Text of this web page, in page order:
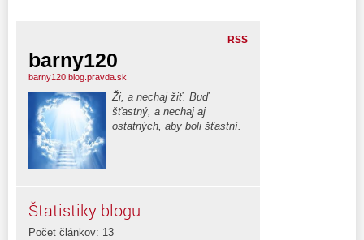
RSS
barny120
barny120.blog.pravda.sk
Ži, a nechaj žiť. Buď
šťastný, a nechaj aj
ostatných, aby boli šťastní.
Štatistiky blogu
Počet článkov: 13